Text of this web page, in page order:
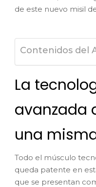
de este nuevo misil
Contenidos del
La
avanzada
una
Todo el músculo
queda patente en
que se presentan